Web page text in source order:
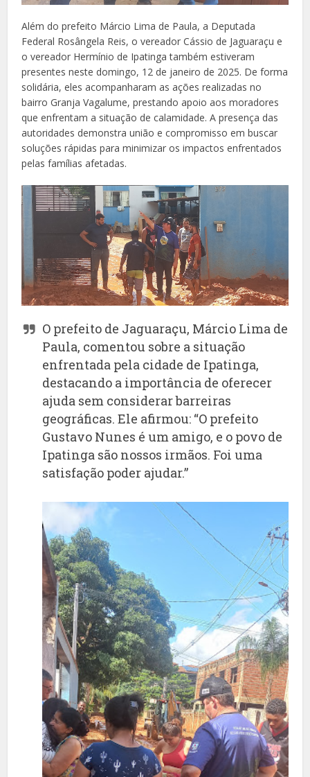
Além do prefeito Márcio Lima de Paula, a Deputada
Federal Rosângela Reis, o vereador Cássio de Jaguaraçu e
o vereador Hermínio de Ipatinga também estiveram
presentes neste domingo, 12 de janeiro de 2025. De forma
solidária, eles acompanharam as ações realizadas no
bairro Granja Vagalume, prestando apoio aos moradores
que enfrentam a situação de calamidade. A presença das
autoridades demonstra união e compromisso em buscar
soluções rápidas para minimizar os impactos enfrentados
pelas famílias afetadas.
O prefeito de Jaguaraçu, Márcio Lima de
Paula, comentou sobre a situação
enfrentada pela cidade de Ipatinga,
destacando a importância de oferecer
ajuda sem considerar barreiras
geográficas. Ele afirmou: “O prefeito
Gustavo Nunes é um amigo, e o povo de
Ipatinga são nossos irmãos. Foi uma
satisfação poder ajudar.”